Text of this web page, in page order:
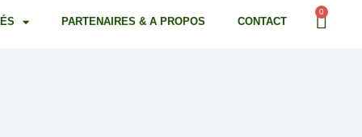
PARTENAIRES & A PROPOS CONTACT
0